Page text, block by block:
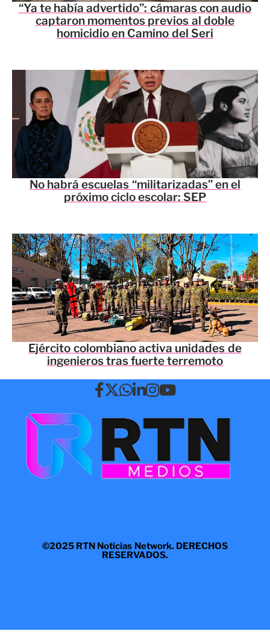
“Ya te había advertido”: cámaras con audio
captaron momentos previos al doble
homicidio en Camino del Seri
No habrá escuelas “militarizadas” en el
próximo ciclo escolar: SEP
Ejército colombiano activa unidades de
ingenieros tras fuerte terremoto
©2025 RTN Noticias Network. DERECHOS
RESERVADOS.